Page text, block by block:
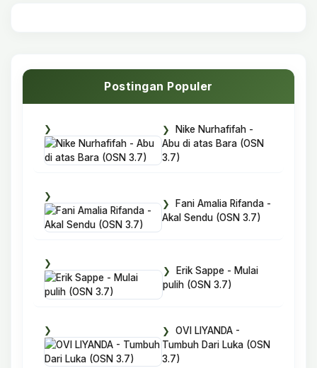
Postingan Populer
Nike Nurhafifah -
Abu di atas Bara (OSN
3.7)
Fani Amalia Rifanda -
Akal Sendu (OSN 3.7)
Erik Sappe - Mulai
pulih (OSN 3.7)
OVI LIYANDA -
Tumbuh Dari Luka (OSN
3.7)